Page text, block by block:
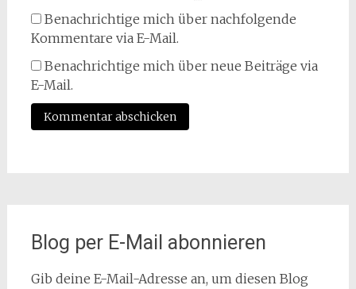
Benachrichtige mich über nachfolgende
Kommentare via E-Mail.
Benachrichtige mich über neue Beiträge via
E-Mail.
Blog per E-Mail abonnieren
Gib deine E-Mail-Adresse an, um diesen Blog